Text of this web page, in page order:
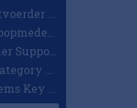
EK Retail Customer Support Omnichannel